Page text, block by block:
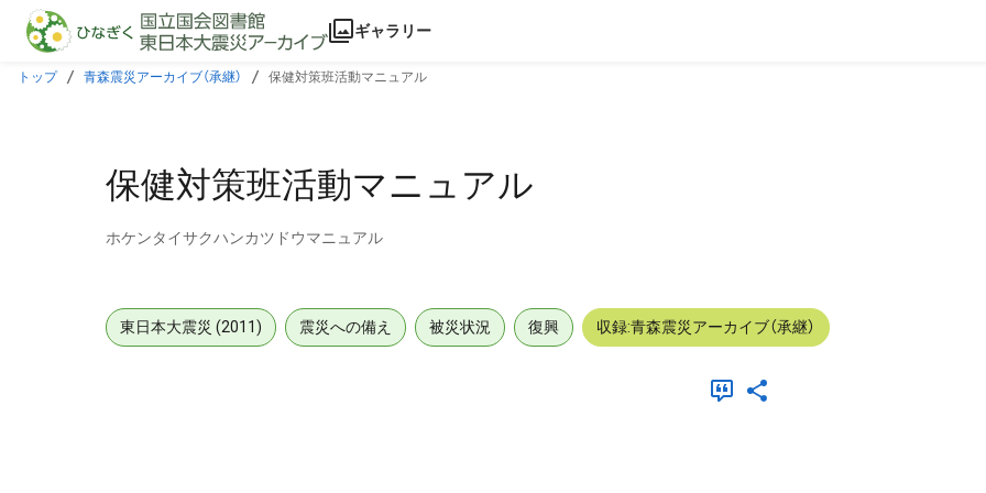
本文に飛ぶ
ギャラリー
トップ 青森震災アーカイブ（承継） 保健対策班活動マニュアル
保健対策班活動マニュアル
ホケンタイサクハンカツドウマニュアル
東日本大震災 (2011) 震災への備え 被災状況 復興 収録:青森震災アーカイブ（承継）